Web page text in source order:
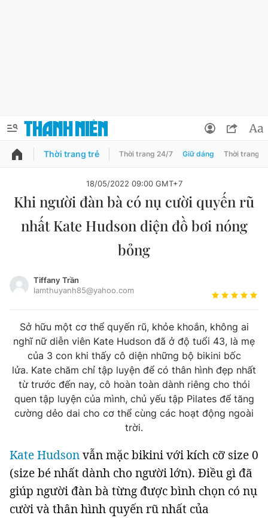
PODCAST QUẢNG CÁO
Chuyên mục
Chào ngày mới
Tin thị trường Tin 360
Video Podcasts
Magazine
Tiện ích Bạn cần biết
Thông tin tòa soạn Liên hệ quảng cáo
Thông tin tài khoản
Đổi mật khẩu
Tin đã xem
Thời trang trẻ Thời trang 24/7 Giữ dáng Thời trang
18/05/2022 09:00 GMT+7
Khi người đàn bà có nụ cười quyến rũ
nhất Kate Hudson diện đồ bơi nóng
bỏng
Tiffany Trần
lamthuyanh85@yahoo.com
Sở hữu một cơ thể quyến rũ, khỏe khoắn, không ai
nghĩ nữ diễn viên Kate Hudson đã ở độ tuổi 43, là mẹ
của 3 con khi thấy cô diện những bộ bikini bốc
lửa. Kate chăm chỉ tập luyện để có thân hình đẹp nhất
từ ​​trước đến nay, cô hoàn toàn dành riêng cho thói
quen tập luyện của mình, chủ yếu tập Pilates để tăng
cường dẻo dai cho cơ thể cùng các hoạt động ngoài
trời.
Kate Hudsonvẫn mặc bikini với kích cỡ size 0
(size bé nhất dành cho người lớn). Điều gì đã
giúp người đàn bà từng được bình chọn có nụ
cười và thân hình quyến rũ nhất của